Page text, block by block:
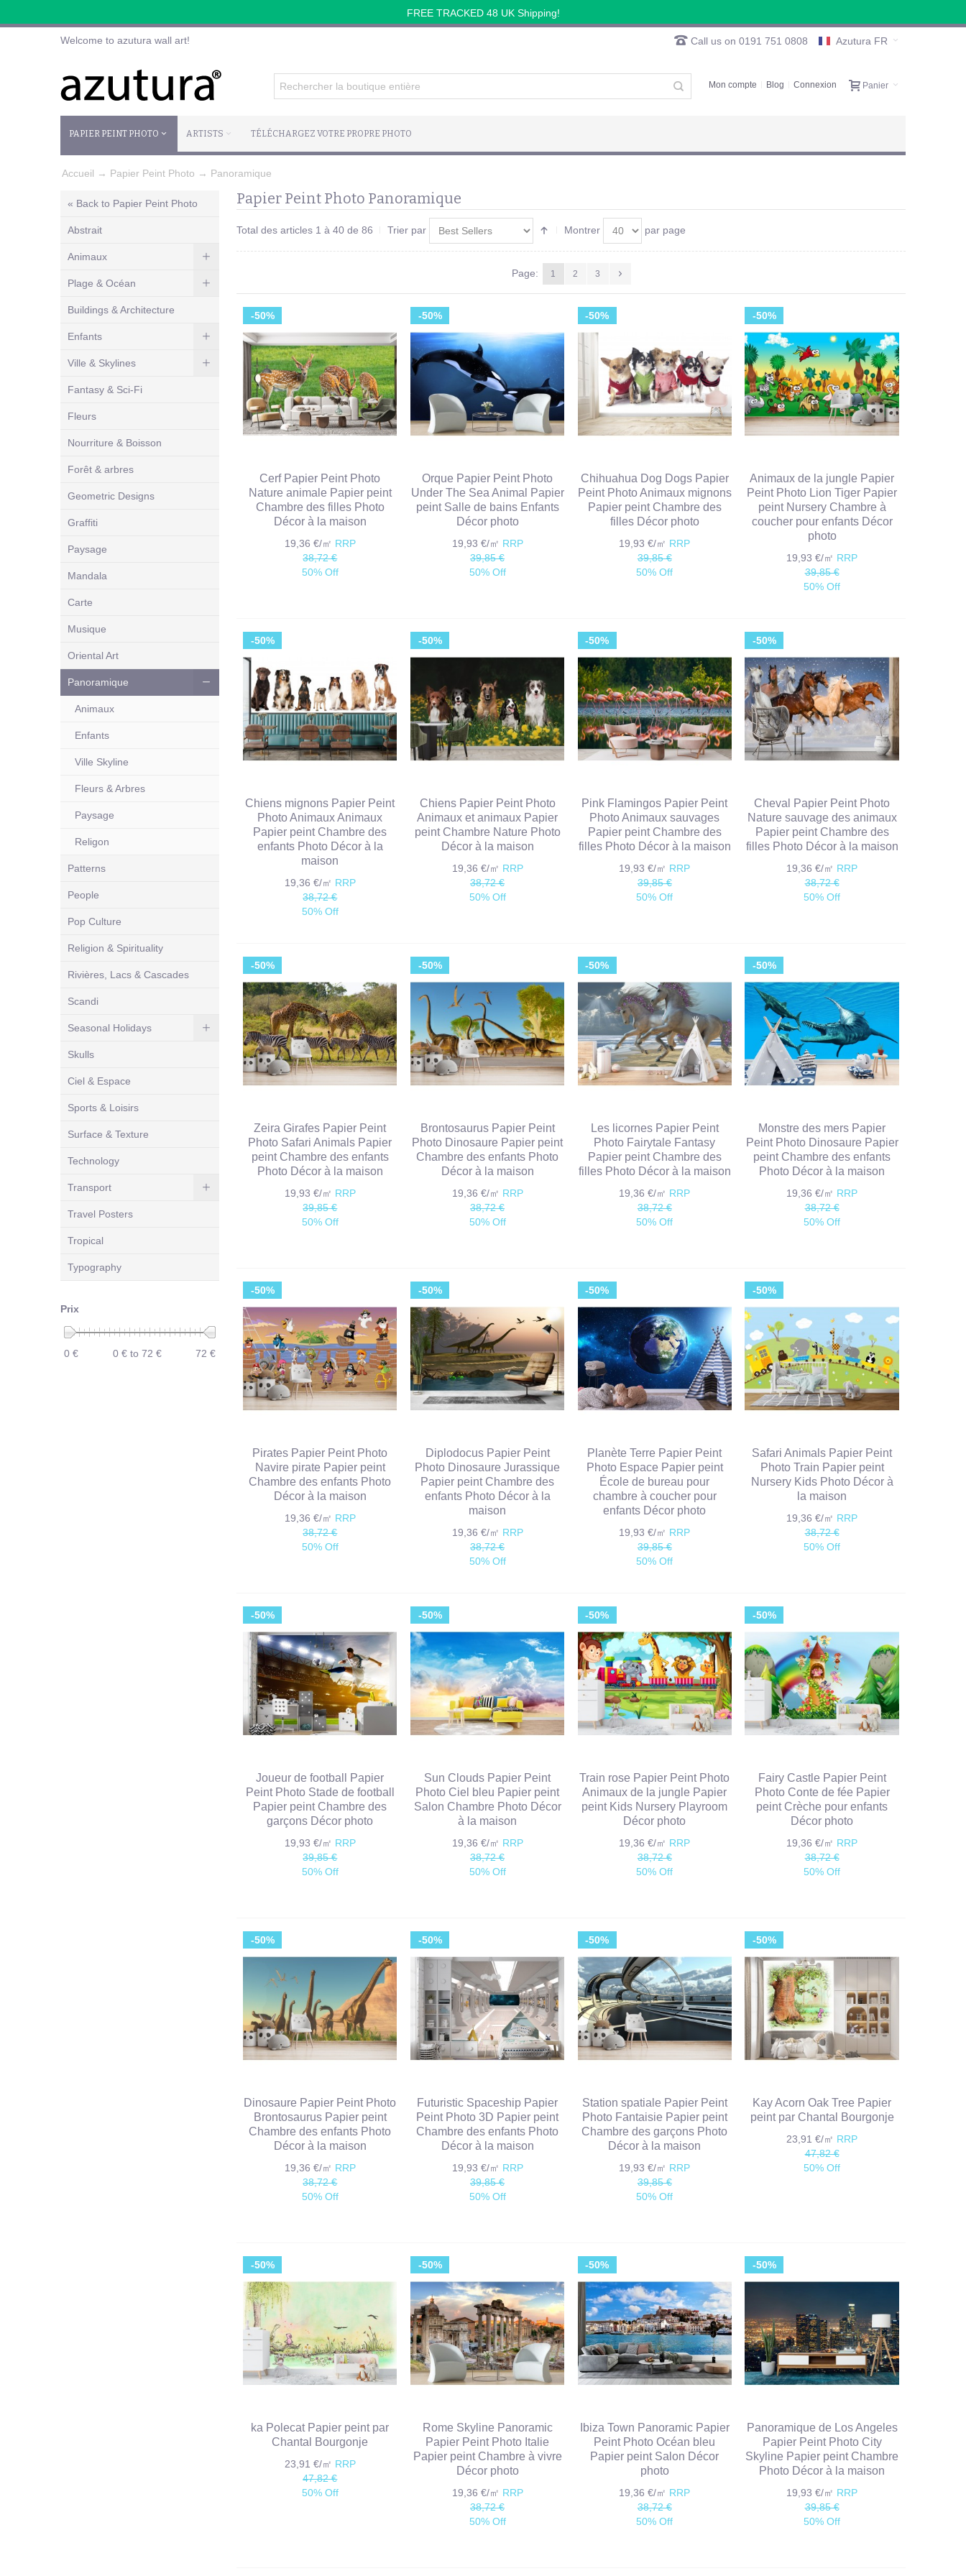
FREE TRACKED 48 UK Shipping!
Welcome to azutura wall art! Azutura FR
Call us on 0191 751 0808
Panier
Mon compte Blog Connexion
PAPIER PEINT PHOTO ARTISTS TÉLÉCHARGEZ VOTRE PROPRE PHOTO
Accueil → Papier Peint Photo → Panoramique
Papier Peint Photo Panoramique
Total des articles 1 à 40 de 86 Trier par Montrer par page
Page: 1 2 3
-50%
Cerf Papier Peint Photo
Nature animale Papier peint
Chambre des filles Photo
Décor à la maison
19,36 €/㎡ RRP
38,72 €
50% Off
-50%
Orque Papier Peint Photo
Under The Sea Animal Papier
peint Salle de bains Enfants
Décor photo
19,93 €/㎡ RRP
39,85 €
50% Off
-50%
Chihuahua Dog Dogs Papier
Peint Photo Animaux mignons
Papier peint Chambre des
filles Décor photo
19,93 €/㎡ RRP
39,85 €
50% Off
-50%
Animaux de la jungle Papier
Peint Photo Lion Tiger Papier
peint Nursery Chambre à
coucher pour enfants Décor
photo
19,93 €/㎡ RRP
39,85 €
50% Off
-50%
Chiens mignons Papier Peint
Photo Animaux Animaux
Papier peint Chambre des
enfants Photo Décor à la
maison
19,36 €/㎡ RRP
38,72 €
50% Off
-50%
Chiens Papier Peint Photo
Animaux et animaux Papier
peint Chambre Nature Photo
Décor à la maison
19,36 €/㎡ RRP
38,72 €
50% Off
-50%
Pink Flamingos Papier Peint
Photo Animaux sauvages
Papier peint Chambre des
filles Photo Décor à la maison
19,93 €/㎡ RRP
39,85 €
50% Off
-50%
Cheval Papier Peint Photo
Nature sauvage des animaux
Papier peint Chambre des
filles Photo Décor à la maison
19,36 €/㎡ RRP
38,72 €
50% Off
-50%
Zeira Girafes Papier Peint
Photo Safari Animals Papier
peint Chambre des enfants
Photo Décor à la maison
19,93 €/㎡ RRP
39,85 €
50% Off
-50%
Brontosaurus Papier Peint
Photo Dinosaure Papier peint
Chambre des enfants Photo
Décor à la maison
19,36 €/㎡ RRP
38,72 €
50% Off
-50%
Les licornes Papier Peint
Photo Fairytale Fantasy
Papier peint Chambre des
filles Photo Décor à la maison
19,36 €/㎡ RRP
38,72 €
50% Off
-50%
Monstre des mers Papier
Peint Photo Dinosaure Papier
peint Chambre des enfants
Photo Décor à la maison
19,36 €/㎡ RRP
38,72 €
50% Off
-50%
Pirates Papier Peint Photo
Navire pirate Papier peint
Chambre des enfants Photo
Décor à la maison
19,36 €/㎡ RRP
38,72 €
50% Off
-50%
Diplodocus Papier Peint
Photo Dinosaure Jurassique
Papier peint Chambre des
enfants Photo Décor à la
maison
19,36 €/㎡ RRP
38,72 €
50% Off
-50%
Planète Terre Papier Peint
Photo Espace Papier peint
École de bureau pour
chambre à coucher pour
enfants Décor photo
19,93 €/㎡ RRP
39,85 €
50% Off
-50%
Safari Animals Papier Peint
Photo Train Papier peint
Nursery Kids Photo Décor à
la maison
19,36 €/㎡ RRP
38,72 €
50% Off
-50%
Joueur de football Papier
Peint Photo Stade de football
Papier peint Chambre des
garçons Décor photo
19,93 €/㎡ RRP
39,85 €
50% Off
-50%
Sun Clouds Papier Peint
Photo Ciel bleu Papier peint
Salon Chambre Photo Décor
à la maison
19,36 €/㎡ RRP
38,72 €
50% Off
-50%
Train rose Papier Peint Photo
Animaux de la jungle Papier
peint Kids Nursery Playroom
Décor photo
19,36 €/㎡ RRP
38,72 €
50% Off
-50%
Fairy Castle Papier Peint
Photo Conte de fée Papier
peint Crèche pour enfants
Décor photo
19,36 €/㎡ RRP
38,72 €
50% Off
-50%
Dinosaure Papier Peint Photo
Brontosaurus Papier peint
Chambre des enfants Photo
Décor à la maison
19,36 €/㎡ RRP
38,72 €
50% Off
-50%
Futuristic Spaceship Papier
Peint Photo 3D Papier peint
Chambre des enfants Photo
Décor à la maison
19,93 €/㎡ RRP
39,85 €
50% Off
-50%
Station spatiale Papier Peint
Photo Fantaisie Papier peint
Chambre des garçons Photo
Décor à la maison
19,93 €/㎡ RRP
39,85 €
50% Off
-50%
Kay Acorn Oak Tree Papier
peint par Chantal Bourgonje
23,91 €/㎡ RRP
47,82 €
50% Off
-50%
ka Polecat Papier peint par
Chantal Bourgonje
23,91 €/㎡ RRP
47,82 €
50% Off
-50%
Rome Skyline Panoramic
Papier Peint Photo Italie
Papier peint Chambre à vivre
Décor photo
19,36 €/㎡ RRP
38,72 €
50% Off
-50%
Ibiza Town Panoramic Papier
Peint Photo Océan bleu
Papier peint Salon Décor
photo
19,36 €/㎡ RRP
38,72 €
50% Off
-50%
Panoramique de Los Angeles
Papier Peint Photo City
Skyline Papier peint Chambre
Photo Décor à la maison
19,93 €/㎡ RRP
39,85 €
50% Off
Prix
0 € 72 €
0 € to 72 €
« Back to Papier Peint Photo
Abstrait
Animaux
Plage & Océan
Buildings & Architecture
Enfants
Ville & Skylines
Fantasy & Sci-Fi
Fleurs
Nourriture & Boisson
Forêt & arbres
Geometric Designs
Graffiti
Paysage
Mandala
Carte
Musique
Oriental Art
Panoramique
Animaux
Enfants
Ville Skyline
Fleurs & Arbres
Paysage
Religon
Patterns
People
Pop Culture
Religion & Spirituality
Rivières, Lacs & Cascades
Scandi
Seasonal Holidays
Skulls
Ciel & Espace
Sports & Loisirs
Surface & Texture
Technology
Transport
Travel Posters
Tropical
Typography